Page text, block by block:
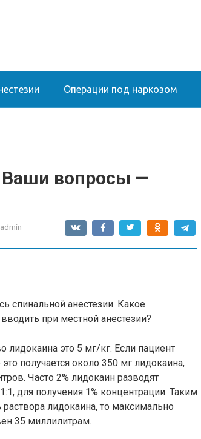
Операции под наркозом
Ваши вопросы —
спинальной анестезии. Какое
при местной анестезии?
лидокаина это 5 мг/кг. Если пациент
получается около 350 мг лидокаина,
Часто 2% лидокаин разводят
для получения 1% концентрации. Таким
лидокаина, то максимально
35 миллилитрам.